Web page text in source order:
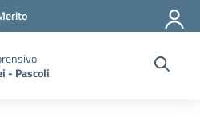
- Pascoli